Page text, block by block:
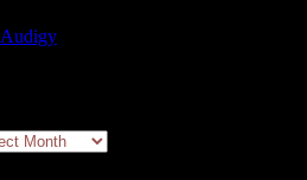
Audigy